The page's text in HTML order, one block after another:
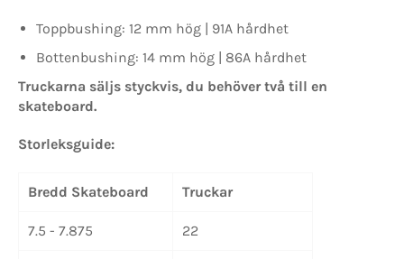
Toppbushing: 12 mm hög | 91A hårdhet
Bottenbushing: 14 mm hög | 86A hårdhet
Truckarna säljs styckvis, du behöver två till en
skateboard.
Storleksguide:
Bredd Skateboard Truckar
7.5 - 7.875 22